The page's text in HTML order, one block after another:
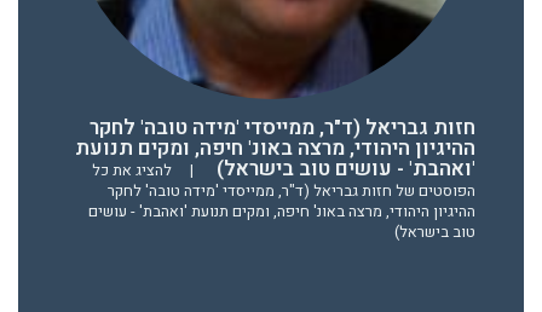
חזות גבריאל (ד"ר, ממייסדי 'מידה טובה' לחקר
ההיגיון היהודי, מרצה באונ' חיפה, ומקים תנועת
'ואהבת' - עושים טוב בישראל) |
להציג את כל
הפוסטים של חזות גבריאל (ד"ר, ממייסדי 'מידה טובה' לחקר
ההיגיון היהודי, מרצה באונ' חיפה, ומקים תנועת 'ואהבת' - עושים
טוב בישראל)